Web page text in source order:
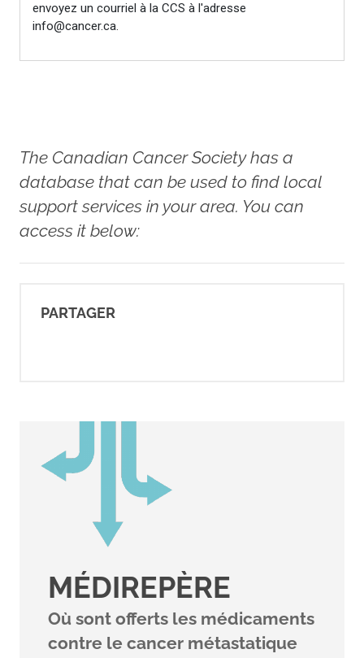
The Canadian Cancer Society has a
database that can be used to find local
support services in your area. You can
access it below:
PARTAGER
MÉDIREPÈRE
Où sont offerts les médicaments
contre le cancer métastatique